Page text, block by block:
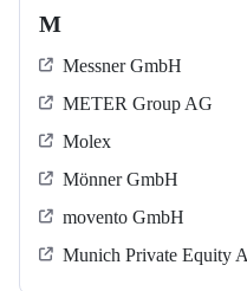
M
Messner GmbH
METER Group AG
Molex
Mönner GmbH
movento GmbH
Munich Private Equity